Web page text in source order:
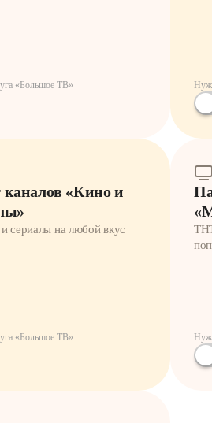
«Большое ТВ»
каналов «Кино и
сериалы на любой вкус
«Большое ТВ»